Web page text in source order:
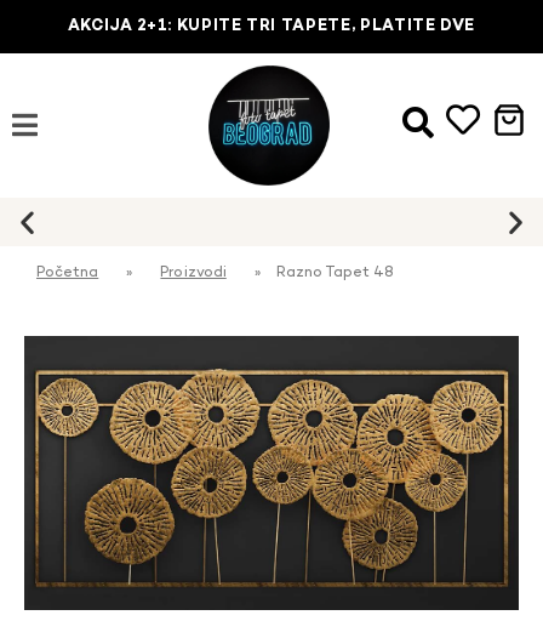
AKCIJA 2+1: KUPITE TRI TAPETE, PLATITE DVE
Početna » Proizvodi » Razno Tapet 48